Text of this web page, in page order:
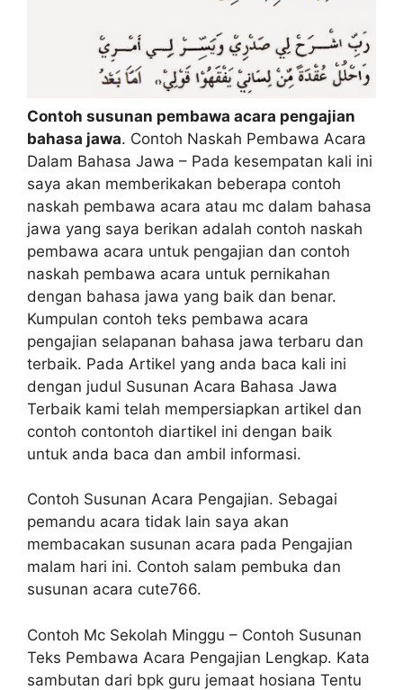
Contoh susunan pembawa acara pengajian
bahasa jawa. Contoh Naskah Pembawa Acara
Dalam Bahasa Jawa – Pada kesempatan kali ini
saya akan memberikakan beberapa contoh
naskah pembawa acara atau mc dalam bahasa
jawa yang saya berikan adalah contoh naskah
pembawa acara untuk pengajian dan contoh
naskah pembawa acara untuk pernikahan
dengan bahasa jawa yang baik dan benar.
Kumpulan contoh teks pembawa acara
pengajian selapanan bahasa jawa terbaru dan
terbaik. Pada Artikel yang anda baca kali ini
dengan judul Susunan Acara Bahasa Jawa
Terbaik kami telah mempersiapkan artikel dan
contoh contontoh diartikel ini dengan baik
untuk anda baca dan ambil informasi.
Contoh Susunan Acara Pengajian. Sebagai
pemandu acara tidak lain saya akan
membacakan susunan acara pada Pengajian
malam hari ini. Contoh salam pembuka dan
susunan acara cute766.
Contoh Mc Sekolah Minggu – Contoh Susunan
Teks Pembawa Acara Pengajian Lengkap. Kata
sambutan dari bpk guru jemaat hosiana Tentu